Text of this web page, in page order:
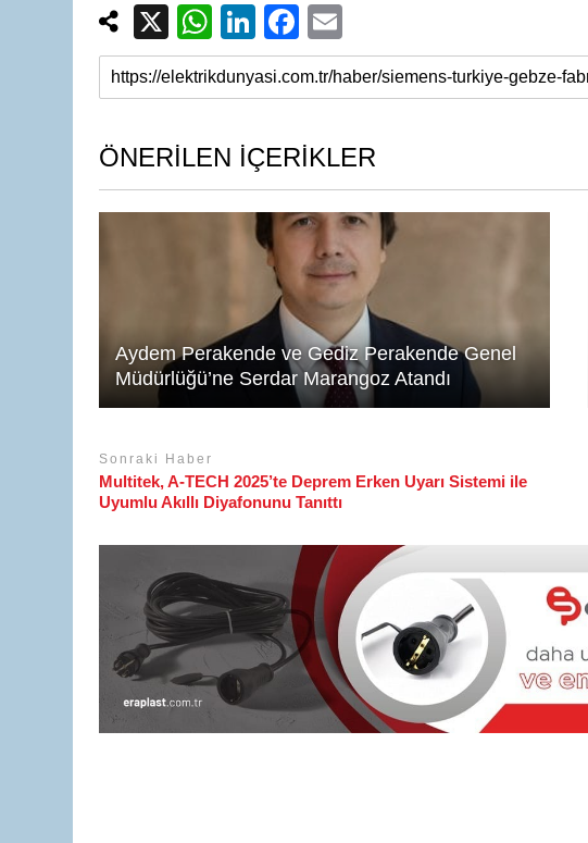
X
W
h
at
A
p
Li
n
k
dI
n
F
a
c
b
o
o
k
m
ail
ÖNERİLEN İÇERİKLER
Aydem Perakende ve Gediz Perakende Genel
Müdürlüğü’ne Serdar Marangoz Atandı
Sonraki Haber
Multitek, A-TECH 2025’te Deprem Erken Uyarı Sistemi ile
Uyumlu Akıllı Diyafonunu Tanıttı